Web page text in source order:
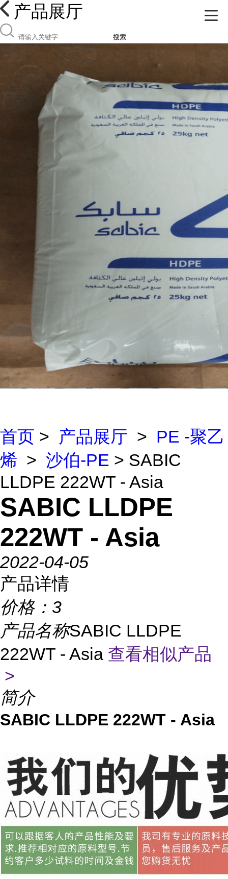
产品展厅
搜索
首页 > 产品展厅 > PE -聚乙
烯 > 沙伯-PE > SABIC
LLDPE 222WT - Asia
SABIC LLDPE
222WT - Asia
2022-04-05
产品详情
价格： 3
产品名称SABIC LLDPE
222WT - Asia 查看相似产品
>
简介
SABIC LLDPE 222WT - Asia